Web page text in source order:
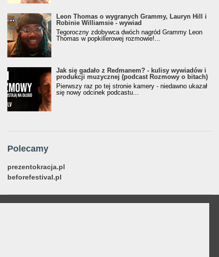
Leon Thomas o wygranych Grammy, Lauryn Hill i
Robinie Williamsie - wywiad
Tegoroczny zdobywca dwóch nagród Grammy Leon
Thomas w popkillerowej rozmowie!...
Jak się gadało z Redmanem? - kulisy wywiadów i
produkcji muzycznej (podcast Rozmowy o bitach)
Pierwszy raz po tej stronie kamery - niedawno ukazał
się nowy odcinek podcastu...
Polecamy
prezentokracja.pl
beforefestival.pl